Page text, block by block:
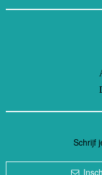
Schrijf